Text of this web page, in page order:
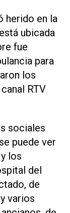
herido en la
ubicada
fue
para
los
RTV
sociales
puede ver
los
del
de
varios